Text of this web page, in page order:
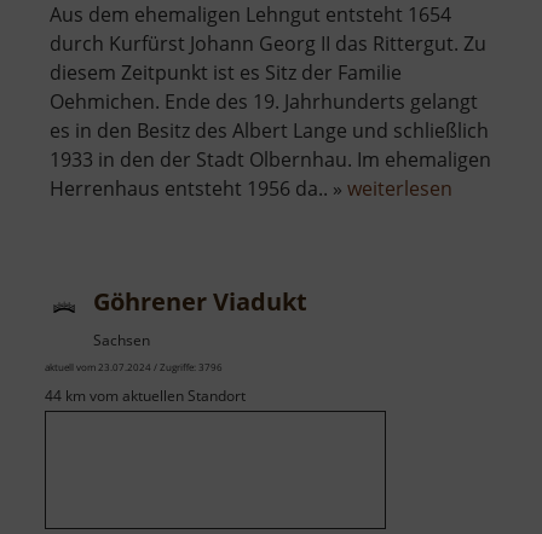
Aus dem ehemaligen Lehngut entsteht 1654
durch Kurfürst Johann Georg II das Rittergut. Zu
diesem Zeitpunkt ist es Sitz der Familie
Oehmichen. Ende des 19. Jahrhunderts gelangt
es in den Besitz des Albert Lange und schließlich
1933 in den der Stadt Olbernhau. Im ehemaligen
Herrenhaus entsteht 1956 da.. » weiterlesen
Göhrener Viadukt
Sachsen
aktuell vom 23.07.2024 / Zugriffe: 3796
44 km vom aktuellen Standort